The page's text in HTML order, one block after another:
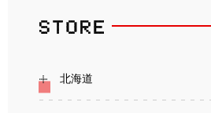
北海道